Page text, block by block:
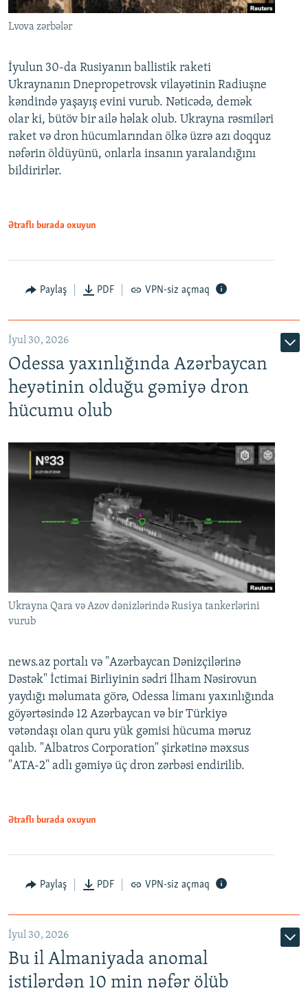
Lvova zərbələr
İyulun 30-da Rusiyanın ballistik raketi
Ukraynanın Dnepropetrovsk vilayətinin Radiuşne
kəndində yaşayış evini vurub. Nəticədə, demək
olar ki, bütöv bir ailə həlak olub. Ukrayna rəsmiləri
raket və dron hücumlarından ölkə üzrə azı doqquz
nəfərin öldüyünü, onlarla insanın yaralandığını
bildirirlər.
Ətraflı burada oxuyun
Paylaş PDF VPN-siz açmaq
İyul 30, 2026
Odessa yaxınlığında Azərbaycan
heyətinin olduğu gəmiyə dron
hücumu olub
Ukrayna Qara və Azov dənizlərində Rusiya tankerlərini
vurub
news.az portalı və "Azərbaycan Dənizçilərinə
Dəstək" İctimai Birliyinin sədri İlham Nəsirovun
yaydığı məlumata görə, Odessa limanı yaxınlığında
göyərtəsində 12 Azərbaycan və bir Türkiyə
vətəndaşı olan quru yük gəmisi hücuma məruz
qalıb. "Albatros Corporation" şirkətinə məxsus
"ATA-2" adlı gəmiyə üç dron zərbəsi endirilib.
Ətraflı burada oxuyun
Paylaş PDF VPN-siz açmaq
İyul 30, 2026
Bu il Almaniyada anomal
istilərdən 10 min nəfər ölüb